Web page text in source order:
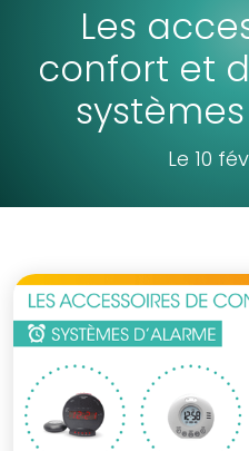
Les
confort et
Le 10